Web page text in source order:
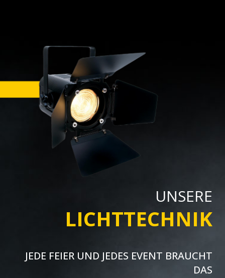
UNSERE
LICHTTECHNIK
JEDE FEIER UND JEDES EVENT BRAUCHT
DAS